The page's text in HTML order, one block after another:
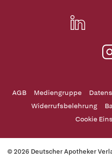
AGB Mediengruppe
Widerrufsbelehrung
Cookie
© 2026 Deutscher Apotheker